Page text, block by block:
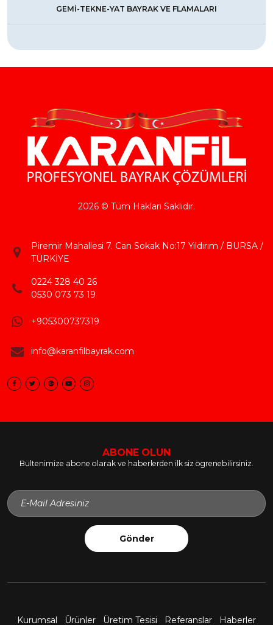
GEMİ-TEKNE-YAT BAYRAK VE FLAMALARI
2026 © Tüm Hakları Saklıdır.
Piremir Mahallesi 7. Can Sokak No:17 Yıldırım / BURSA /
TÜRKİYE
0224 328 40 26
0530 073 73 19
+905300737319
info@karanfilbayrak.com
ABONE OLUN
Bültenimize abone olarak ve haberlerden ilk siz ögrenebilirsiniz.
Gönder
Kurumsal Ürünler Üretim Tesisi Referanslar Haberler